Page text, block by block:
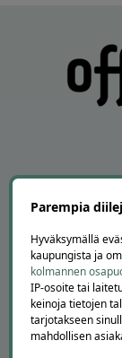
APUA
Kuinka
Usein
Parempia
Hyväksymällä
kaupungista ja
kolmannen
IP-osoite tai
keinoja tietojen
tarjotakseen
mahdollisen